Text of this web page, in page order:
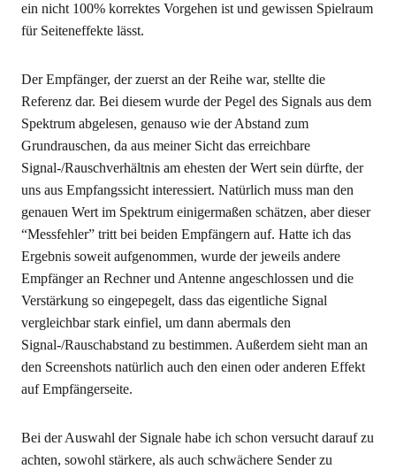
ein nicht 100% korrektes Vorgehen ist und gewissen Spielraum
für Seiteneffekte lässt.
Der Empfänger, der zuerst an der Reihe war, stellte die
Referenz dar. Bei diesem wurde der Pegel des Signals aus dem
Spektrum abgelesen, genauso wie der Abstand zum
Grundrauschen, da aus meiner Sicht das erreichbare
Signal-/Rauschverhältnis am ehesten der Wert sein dürfte, der
uns aus Empfangssicht interessiert. Natürlich muss man den
genauen Wert im Spektrum einigermaßen schätzen, aber dieser
“Messfehler” tritt bei beiden Empfängern auf. Hatte ich das
Ergebnis soweit aufgenommen, wurde der jeweils andere
Empfänger an Rechner und Antenne angeschlossen und die
Verstärkung so eingepegelt, dass das eigentliche Signal
vergleichbar stark einfiel, um dann abermals den
Signal-/Rauschabstand zu bestimmen. Außerdem sieht man an
den Screenshots natürlich auch den einen oder anderen Effekt
auf Empfängerseite.
Bei der Auswahl der Signale habe ich schon versucht darauf zu
achten, sowohl stärkere, als auch schwächere Sender zu